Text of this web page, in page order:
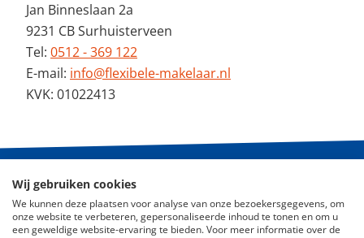
Jan Binneslaan 2a
9231 CB Surhuisterveen
Tel: 0512 - 369 122
E-mail: info@flexibele-makelaar.nl
KVK: 01022413
© 2026 - De Flexibele Makelaar NVM
Nieuws
Wij gebruiken cookies
We kunnen deze plaatsen voor analyse van onze bezoekersgegevens, om
onze website te verbeteren, gepersonaliseerde inhoud te tonen en om u
een geweldige website-ervaring te bieden. Voor meer informatie over de